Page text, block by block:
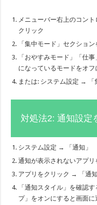
メニューバー右上のコン
クリック
「集中モード」セクショ
「おやすみモード」「仕
になっているモードをオフ
または: システム設定 →
対処法2: 通知設定
システム設定 → 「通知」
通知が表示されないアプリ
アプリをクリック → 「通
「通知スタイル」を確認
プ」をオンにすると画面